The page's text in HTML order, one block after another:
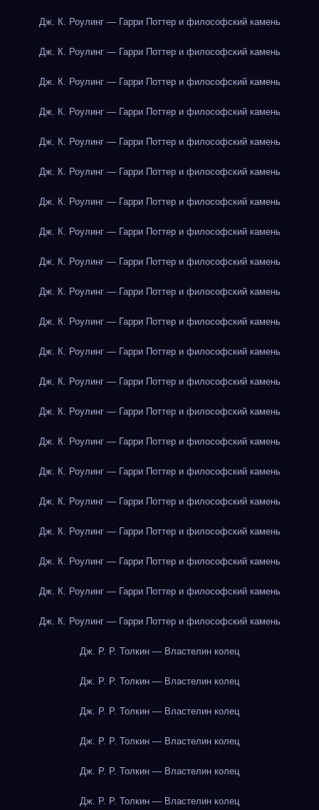
Дж. К. Роулинг — Гарри Поттер и философский камень
Дж. К. Роулинг — Гарри Поттер и философский камень
Дж. К. Роулинг — Гарри Поттер и философский камень
Дж. К. Роулинг — Гарри Поттер и философский камень
Дж. К. Роулинг — Гарри Поттер и философский камень
Дж. К. Роулинг — Гарри Поттер и философский камень
Дж. К. Роулинг — Гарри Поттер и философский камень
Дж. К. Роулинг — Гарри Поттер и философский камень
Дж. К. Роулинг — Гарри Поттер и философский камень
Дж. К. Роулинг — Гарри Поттер и философский камень
Дж. К. Роулинг — Гарри Поттер и философский камень
Дж. К. Роулинг — Гарри Поттер и философский камень
Дж. К. Роулинг — Гарри Поттер и философский камень
Дж. К. Роулинг — Гарри Поттер и философский камень
Дж. К. Роулинг — Гарри Поттер и философский камень
Дж. К. Роулинг — Гарри Поттер и философский камень
Дж. К. Роулинг — Гарри Поттер и философский камень
Дж. К. Роулинг — Гарри Поттер и философский камень
Дж. К. Роулинг — Гарри Поттер и философский камень
Дж. К. Роулинг — Гарри Поттер и философский камень
Дж. К. Роулинг — Гарри Поттер и философский камень
Дж. Р. Р. Толкин — Властелин колец
Дж. Р. Р. Толкин — Властелин колец
Дж. Р. Р. Толкин — Властелин колец
Дж. Р. Р. Толкин — Властелин колец
Дж. Р. Р. Толкин — Властелин колец
Дж. Р. Р. Толкин — Властелин колец